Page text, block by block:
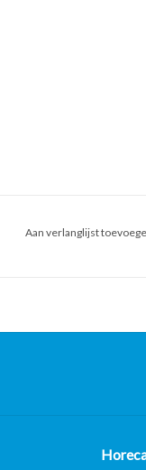
Aan verlanglijst